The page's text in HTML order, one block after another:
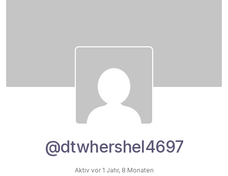
@dtwhershel4697
Aktiv vor 1 Jahr, 8 Monaten